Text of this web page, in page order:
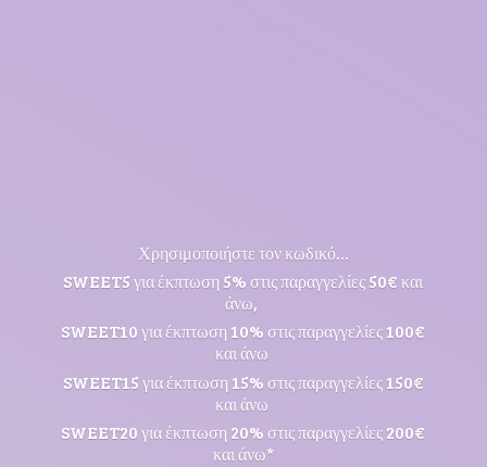
Χρησιμοποιήστε τον κωδικό...
SWEET5 για έκπτωση 5% στις παραγγελίες 50€ και
άνω,
SWEET10 για έκπτωση 10% στις παραγγελίες 100€
και άνω
SWEET15 για έκπτωση 15% στις παραγγελίες 150€
και άνω
SWEET20 για έκπτωση 20% στις παραγγελίες 200€
και άνω*